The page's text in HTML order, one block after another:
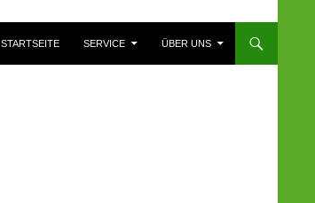
STARTSEITE
SERVICE ÜBER UNS